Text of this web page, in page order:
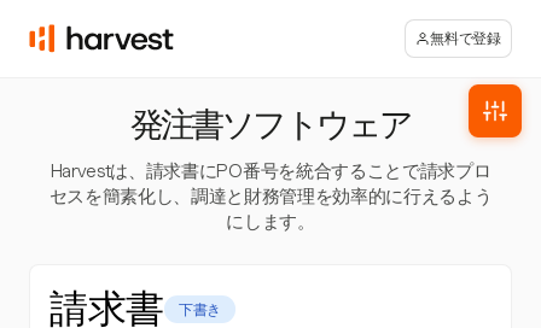
無料で登録
発注書ソフトウェア
Harvestは、請求書にPO番号を統合することで請求プロ
セスを簡素化し、調達と財務管理を効率的に行えるよう
にします。
請求書 下書き